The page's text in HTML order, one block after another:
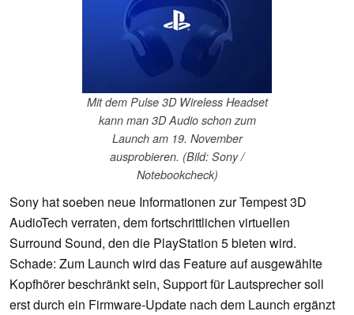
Mit dem Pulse 3D Wireless Headset
kann man 3D Audio schon zum
Launch am 19. November
ausprobieren. (Bild: Sony /
Notebookcheck)
Sony hat soeben neue Informationen zur Tempest 3D
AudioTech verraten, dem fortschrittlichen virtuellen
Surround Sound, den die PlayStation 5 bieten wird.
Schade: Zum Launch wird das Feature auf ausgewählte
Kopfhörer beschränkt sein, Support für Lautsprecher soll
erst durch ein Firmware-Update nach dem Launch ergänzt